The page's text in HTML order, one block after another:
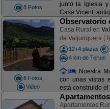
8 Fotos
junto la Iglesia
Casa Vicent,
8 Fotos
Video
Observatorio
Casa Rural en
de Valjunquera
12+4 plazas
4 km de Teruel
Nuestra
con unas vistas
está construido
Apartamentos